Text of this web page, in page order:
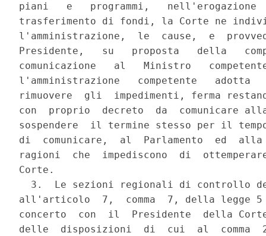
piani   e   programmi,
trasferimento di fondi, la Corte ne
l'amministrazione,  le  cause,  e
Presidente,   su   proposta   della
comunicazione   al   Ministro
l'amministrazione   competente
rimuovere  gli  impedimenti, ferma
con  proprio  decreto  da  comunicare
sospendere  il termine stesso per il
di  comunicare,  al  Parlamento  ed
ragioni  che  impediscono  di
Corte.
3.  Le sezioni regionali di controllo
all'articolo  7,  comma  7, della legge 5
concerto  con  il  Presidente  della
delle  disposizioni  di  cui  al  comma